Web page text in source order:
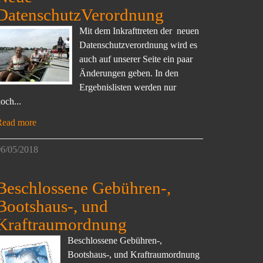
Mit dem Inkrafttreten der neuen
Datenschutzverordnung wird es
auch auf unserer Seite ein paar
Änderungen geben. In den
Ergebnislisten werden nur
more
05/2018
Gebühren-,
, und
Beschlossene Gebühren-,
Bootshaus-, und Kraftraumordnung